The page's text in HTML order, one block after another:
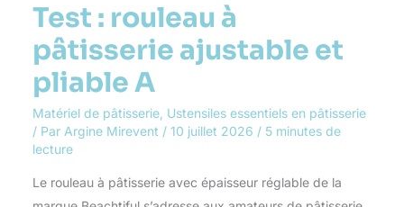
Test : rouleau à
pâtisserie ajustable et
pliable A
Matériel de pâtisserie, Ustensiles essentiels en pâtisserie
/ Par Argine Mirevent / 10 juillet 2026 / 5 minutes de
lecture
Le rouleau à pâtisserie avec épaisseur réglable de la